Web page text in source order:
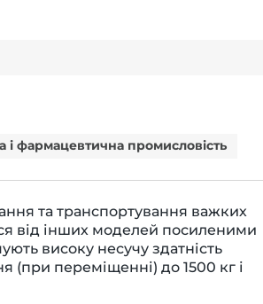
і фармацевтична промисловість
та транспортування важких
від інших моделей посиленими
високу несучу здатність
(при переміщенні) до 1500 кг і